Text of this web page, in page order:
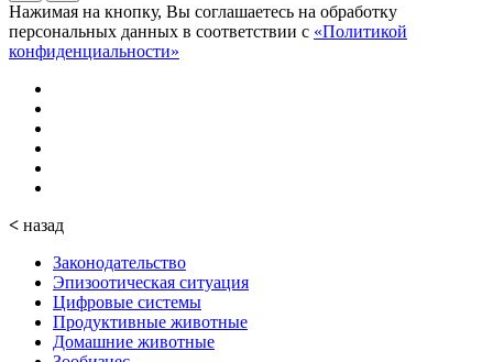
Нажимая на кнопку, Вы соглашаетесь на обработку
персональных данных в соответствии с «Политикой
конфиденциальности»
< назад
Законодательство
Эпизоотическая ситуация
Цифровые системы
Продуктивные животные
Домашние животные